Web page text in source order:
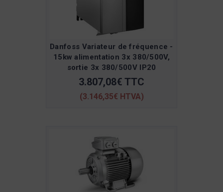
Danfoss Variateur de fréquence -
15kw alimentation 3x 380/500V,
sortie 3x 380/500V IP20
3.807,08€ TTC
(3.146,35€ HTVA)